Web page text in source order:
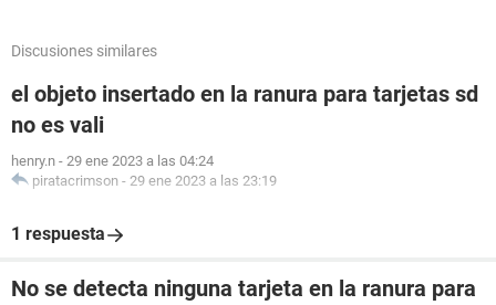
Discusiones similares
el objeto insertado en la ranura para tarjetas sd
no es vali
henry.n - 29 ene 2023 a las 04:24
piratacrimson - 29 ene 2023 a las 23:19
1 respuesta
No se detecta ninguna tarjeta en la ranura para